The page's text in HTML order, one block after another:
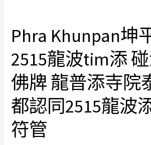
Phra Khunpan坤
2515龍波tim添
佛牌 龍普添寺院
都認同2515龍波
符管
Phra
Khunpan
坤
佛
曆
2515
龍
波